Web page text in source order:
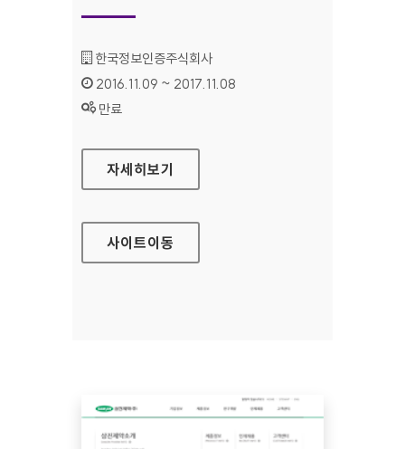
기관명 :
한국정보인증주식회사
인증기간 :
2016.11.09 ~ 2017.11.08
상태 :
만료
학생.학부모 인증서 발급 서비스
자세히보기
사이트이동